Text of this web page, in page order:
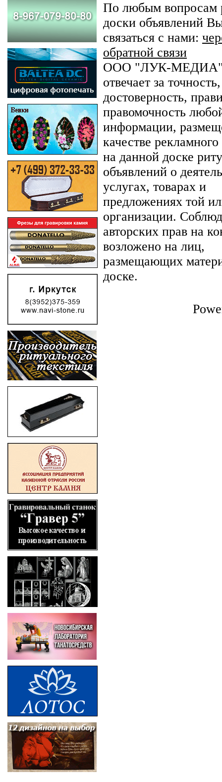
По любым вопросам
доски объявлений
связаться с нами:
обратной связи
ООО "ЛУК-МЕДИА"
отвечает за точность,
достоверность,
правомочность
информации,
качестве
на данной доске
объявлений о
услугах, товарах и
предложениях той
организации.
авторских прав на
возложено на лиц,
размещающих
доске.